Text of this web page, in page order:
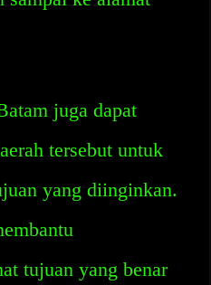
juga dapat
tersebut untuk
yang diinginkan.
tujuan yang benar